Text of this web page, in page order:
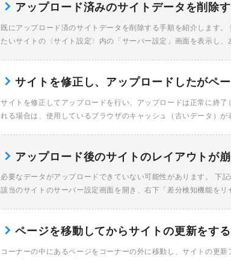
アップロード済みのサイトデータを削除
既にアップロード済のサイトデータを削除する手順を紹介します
たいサイトの〈サイト設定〉内の「サーバー設定」画面を表示し
サイトを修正し、アップロードしたがペ
サイトを修正してアップロードを行い、アップロードは正常に終
れる場合は、使用しているブラウザのキャッシュ（古いデータ）
アップロード後のサイトのレイアウトが
必要なデータがアップロードできていない可能性があります。 下
該当のサイトのサーバー設定画面を開き、右下「差分検知機能を
ページを移動してからサイトの更新をす
コーナーの中にあるページをコーナーの外に移動し、サイトの更